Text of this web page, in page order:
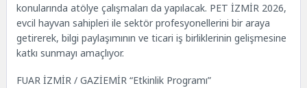
konularında atölye çalışmaları da yapılacak. PET İZMİR 2026,
evcil hayvan sahipleri ile sektör profesyonellerini bir araya
getirerek, bilgi paylaşımının ve ticari iş birliklerinin gelişmesine
katkı sunmayı amaçlıyor.
FUAR İZMİR / GAZİEMİR “Etkinlik Programı”